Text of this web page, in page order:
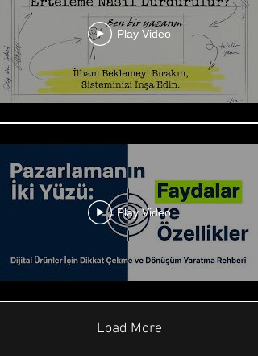
Play Video
Play Video
Load More